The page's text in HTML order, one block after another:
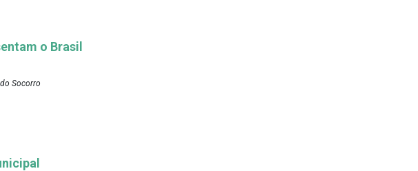
o Brasil
Socorro